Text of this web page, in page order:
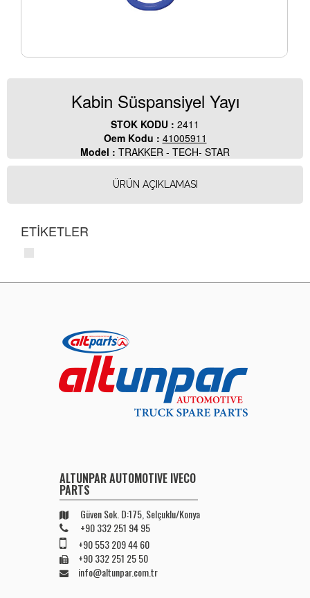
Kabin Süspansiyel Yayı
STOK KODU : 2411
Oem Kodu : 41005911
Model : TRAKKER - TECH- STAR
ÜRÜN AÇIKLAMASI
ETİKETLER
ALTUNPAR AUTOMOTIVE IVECO
PARTS
Güven Sok. D:175, Selçuklu/Konya
+90 332 251 94 95
+90 553 209 44 60
+90 332 251 25 50
info@altunpar.com.tr